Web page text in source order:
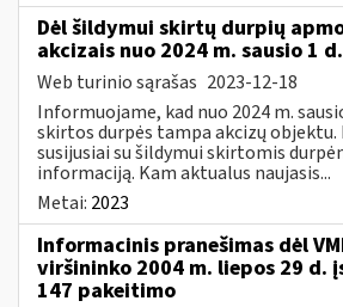
Dėl šildymui skirtų durpių
akcizais nuo 2024 m. sausio 1 d.
Web turinio sąrašas 2023-12-18
Informuojame, kad nuo 2024 m.
skirtos durpės tampa akcizų
susijusiai su šildymui skirtomis
informaciją. Kam aktualus naujasis...
Metai: 2023
Informacinis pranešimas dėl
viršininko 2004 m. liepos 29 d.
147 pakeitimo